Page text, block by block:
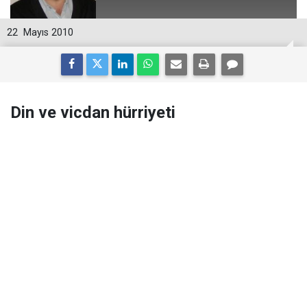
22 Mayıs 2010
Din ve vicdan hürriyeti